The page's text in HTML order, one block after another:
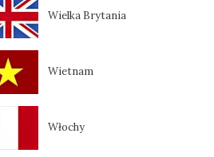
Wielka Brytania
Wietnam
Włochy